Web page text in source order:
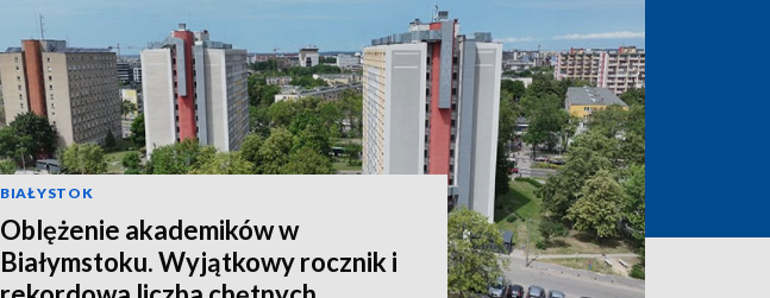
BIAŁYSTOK
Oblężenie akademików w
Białymstoku. Wyjątkowy rocznik i